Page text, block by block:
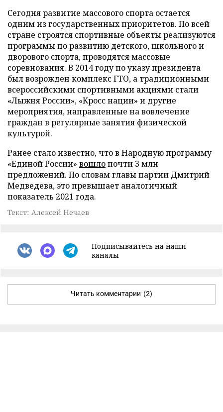
Сегодня развитие массового спорта остается
одним из государственных приоритетов. По всей
стране строятся спортивные объекты реализуются
программы по развитию детского, школьного и
дворового спорта, проводятся массовые
соревнования. В 2014 году по указу президента
был возрожден комплекс ГТО, а традиционными
всероссийскими спортивными акциями стали
«Лыжня России», «Кросс нации» и другие
мероприятия, направленные на вовлечение
граждан в регулярные занятия физической
культурой.
Ранее стало известно, что в Народную программу
«Единой России» вошлопочти 3 млн
предложений. По словам главы партии Дмитрий
Медведева, это превышает аналогичный
показатель 2021 года.
Текст: Алексей Нечаев
Подписывайтесь на наши
каналы
Читать комментарии (2)